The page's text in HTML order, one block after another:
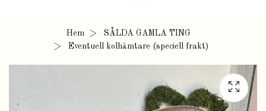
Hem
SÅLDA GAMLA TING
Eventuell kolhämtare (speciell frakt)